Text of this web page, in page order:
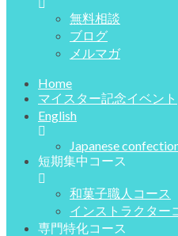
無料相談
ブログ
メルマガ
Home
マイスター記念イベント
English
Japanese
短期集中コース
和菓子職人コース
インストラクター
専門特化コース